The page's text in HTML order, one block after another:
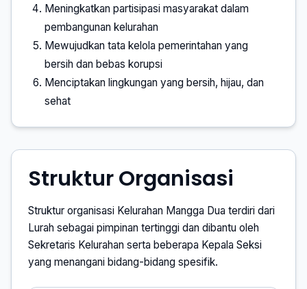
Meningkatkan partisipasi masyarakat dalam
pembangunan kelurahan
Mewujudkan tata kelola pemerintahan yang
bersih dan bebas korupsi
Menciptakan lingkungan yang bersih, hijau, dan
sehat
Struktur Organisasi
Struktur organisasi Kelurahan Mangga Dua terdiri dari
Lurah sebagai pimpinan tertinggi dan dibantu oleh
Sekretaris Kelurahan serta beberapa Kepala Seksi
yang menangani bidang-bidang spesifik.